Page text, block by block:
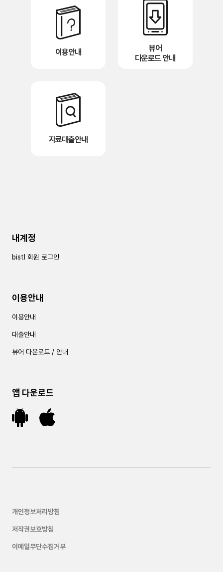
이용안내
뷰어
다운로드 안내
자료대출안내
내계정
bistl 회원 로그인
이용안내
이용안내
대출안내
뷰어 다운로드 / 안내
앱 다운로드
개인정보처리방침
저작권보호방침
이메일무단수집거부